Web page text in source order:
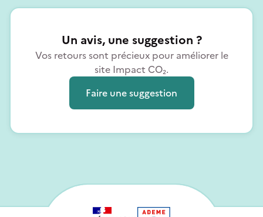
Un avis, une suggestion ?
Vos retours sont précieux pour améliorer le
site Impact CO₂.
Faire une suggestion